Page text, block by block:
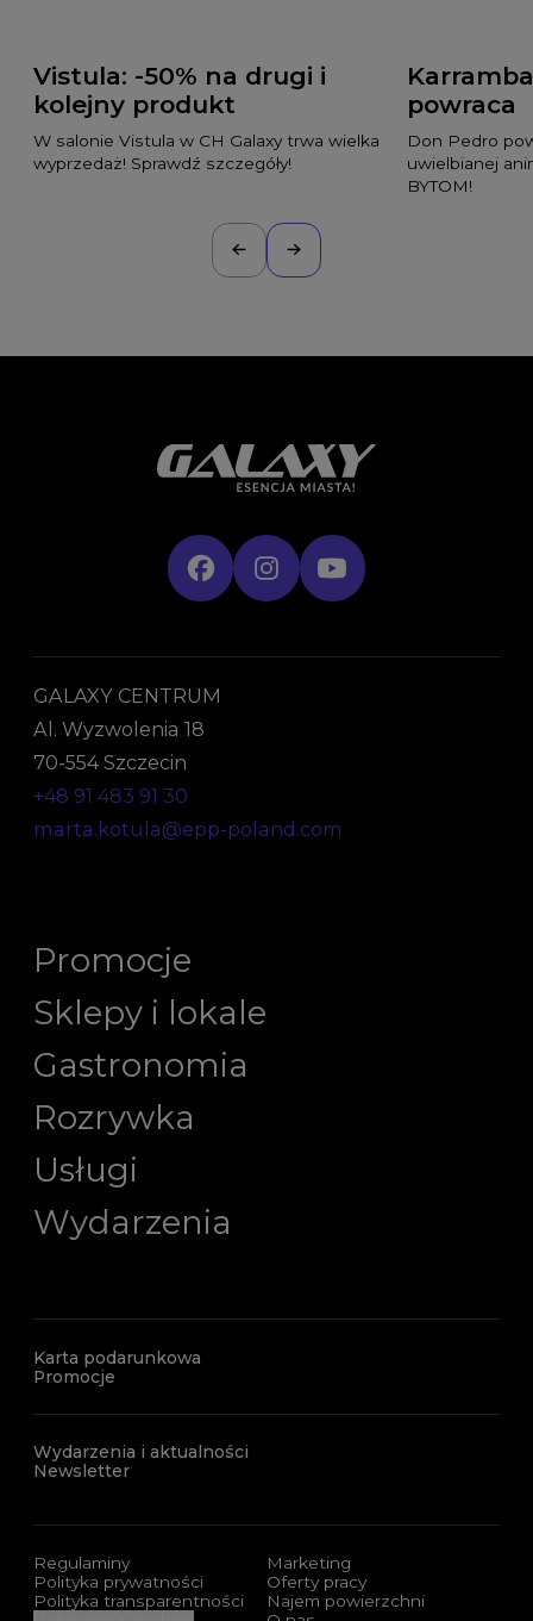
Vistula: -50% na drugi i
kolejny produkt
W salonie Vistula w CH Galaxy trwa wielka
wyprzedaż! Sprawdź szczegóły!
powraca
Don Pedro
uwielbianej
BYTOM!
GALAXY CENTRUM
Al. Wyzwolenia 18
70-554 Szczecin
+48 91 483 91 30
marta.kotula@epp-poland.com
Promocje
Sklepy i lokale
Gastronomia
Rozrywka
Usługi
Wydarzenia
Karta podarunkowa
Promocje
Wydarzenia i aktualności
Newsletter
Regulaminy
Polityka prywatności
Polityka transparentności
Marketing
Oferty pracy
Najem powierzchni